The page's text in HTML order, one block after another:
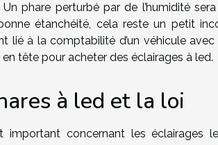
phare perturbé par de l’humidité
étanchéité, cela reste un petit
lié à la comptabilité d’un véhicule
tête pour acheter des éclairages à led.
à led et la loi
important concernant les